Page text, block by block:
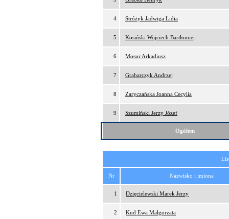
4 Stróżyk Jadwiga Lidia
5 Kosiński Wojciech Bartłomiej
6 Mosur Arkadiusz
7 Grabarczyk Andrzej
8 Zaryczańska Joanna Cecylia
9 Szumiński Jerzy Józef
Ogółem
Nr Nazwisko i imiona
1 Dzięcielewski Marek Jerzy
2 Kud Ewa Małgorzata